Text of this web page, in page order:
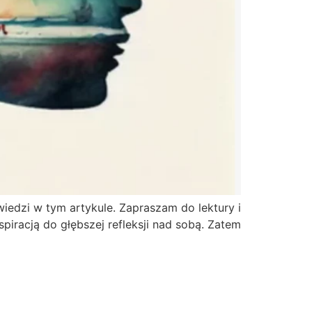
w tym artykule. Zapraszam do lektury i
do głębszej refleksji nad sobą. Zatem